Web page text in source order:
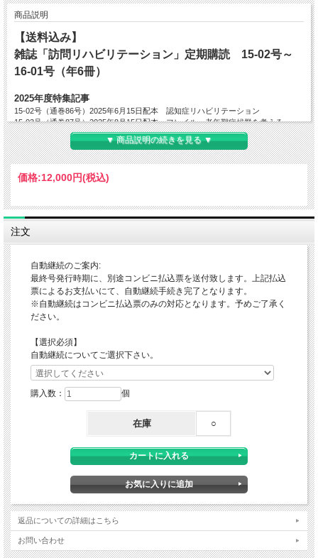
商品説明
【送料込み】
雑誌「訪問リハビリテーション」定期購読 15-02号～
16-01号（年6冊）
2025年度特集記事
15-02号（通巻86号）2025年6月15日配本 認知症リハビリテーション
15-03号（通巻87号）2025年8月15日配本 フレイル・老年期症候群を考える
15-04号（通巻88号）2025年10月15日配本 限界点を超える～在宅継続への工夫～
15-05号（通巻89号）2025年12月15日配本 ハラスメント対策
15-06号（通巻90号）2026年2月15日配本 がんリハ
※特集タイトルは予告なく変更の可能性がございます。予めご了承くださいませ。
▼ 商品説明の続きを見る ▼
価格:12,000円(税込)
注文
自動継続のご案内:
最終号発行時期に、別途コンビニ払込票を送付致します。上記払込
票によるお支払いにて、自動継続手続き完了となります。
※自動継続はコンビニ払込票のみの対応となります。予めご了承く
ださい。
【選択必須】
自動継続についてご選択下さい。
購入数： 個
在庫 ○
返品についての詳細はこちら
お問い合わせ